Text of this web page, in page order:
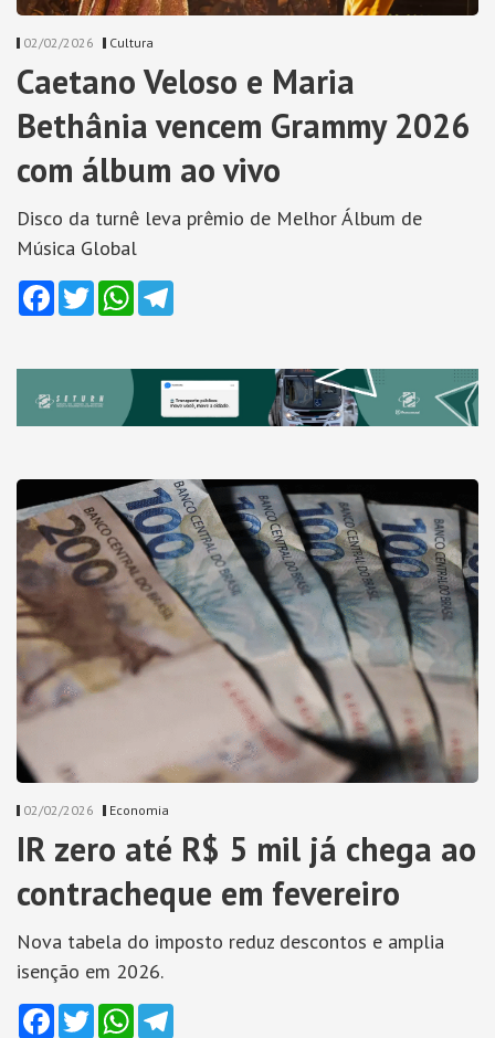
02/02/2026 Cultura
Caetano Veloso e Maria
Bethânia vencem Grammy 2026
com álbum ao vivo
Disco da turnê leva prêmio de Melhor Álbum de
Música Global
Facebook
TwitterWhatsApp
02/02/2026 Economia
IR zero até R$ 5 mil já chega ao
contracheque em fevereiro
Nova tabela do imposto reduz descontos e amplia
isenção em 2026.
Facebook
TwitterWhatsApp